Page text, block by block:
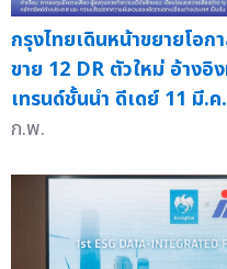
กรุงไทยเดินหน้าขยายโอก
ขาย 12 DR ตัวใหม่ อ้างอิ
เทรนด์ชั้นนำ ดีเดย์ 11 มี.
ก.พ.